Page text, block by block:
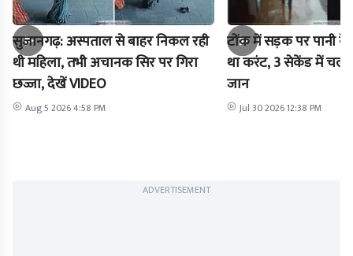
सुजानगढ़: अस्पताल से बाहर निकल रही
थी महिला, तभी अचानक सिर पर गिरा
छज्जा, देखें VIDEO
Aug 5 2026 4:58 PM
टोंक में सड़क पर पानी के
था करंट, 3 सेकेंड में
जान
Jul 30 2026 12:38 PM
ADVERTISEMENT